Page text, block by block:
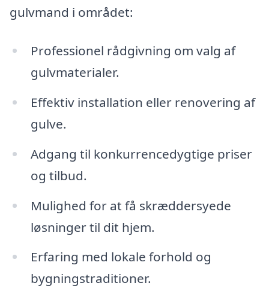
gulvmand i området:
Professionel rådgivning om valg af
gulvmaterialer.
Effektiv installation eller renovering af
gulve.
Adgang til konkurrencedygtige priser
og tilbud.
Mulighed for at få skræddersyede
løsninger til dit hjem.
Erfaring med lokale forhold og
bygningstraditioner.